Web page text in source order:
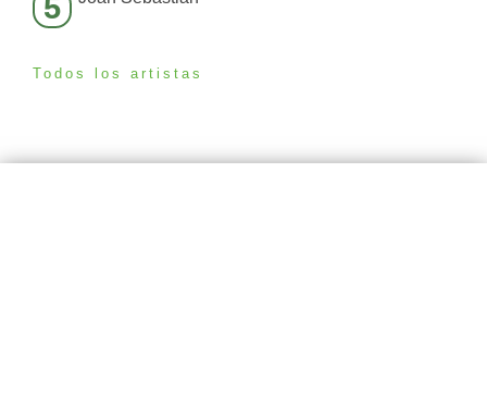
5
Todos los artistas